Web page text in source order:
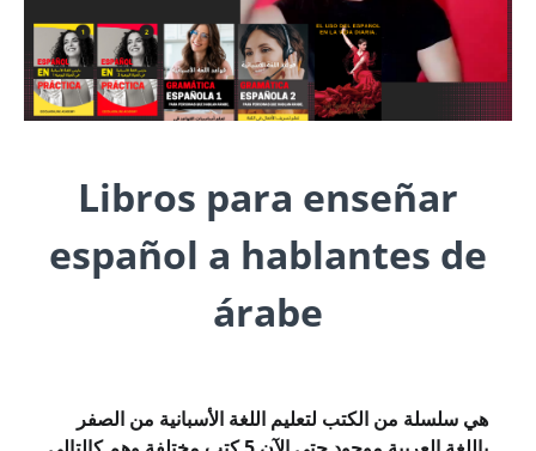
Libros para enseñar
español a hablantes de
árabe
هي سلسلة من الكتب لتعليم اللغة الأسبانية من الصفر